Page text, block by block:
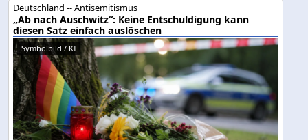
Deutschland -- Antisemitismus
„Ab nach Auschwitz“: Keine Entschuldigung kann
diesen Satz einfach auslöschen
Symbolbild / KI